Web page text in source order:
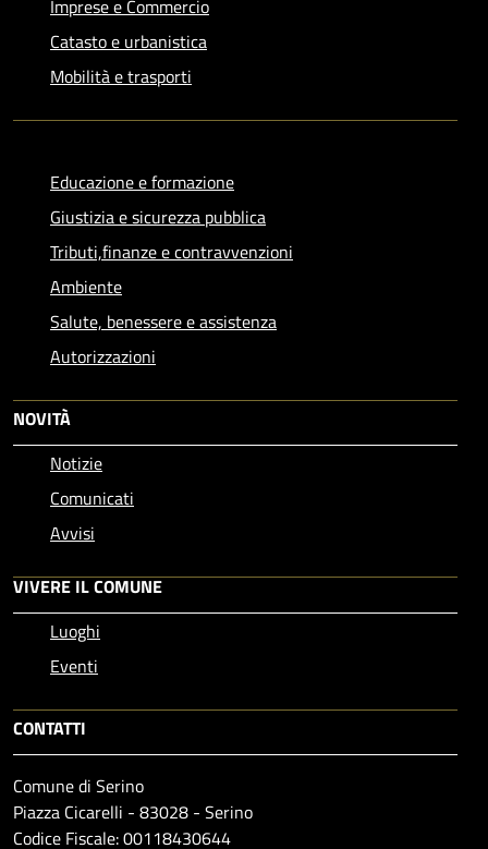
Imprese e Commercio
Catasto e urbanistica
Mobilità e trasporti
Educazione e formazione
Giustizia e sicurezza pubblica
Tributi,finanze e contravvenzioni
Ambiente
Salute, benessere e assistenza
Autorizzazioni
NOVITÀ
Notizie
Comunicati
Avvisi
VIVERE IL COMUNE
Luoghi
Eventi
CONTATTI
Comune di Serino
Piazza Cicarelli - 83028 - Serino
Codice Fiscale: 00118430644